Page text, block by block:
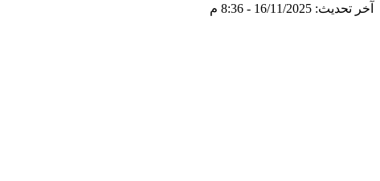
آخر تحديث: 16/11/2025 - 8:36 م